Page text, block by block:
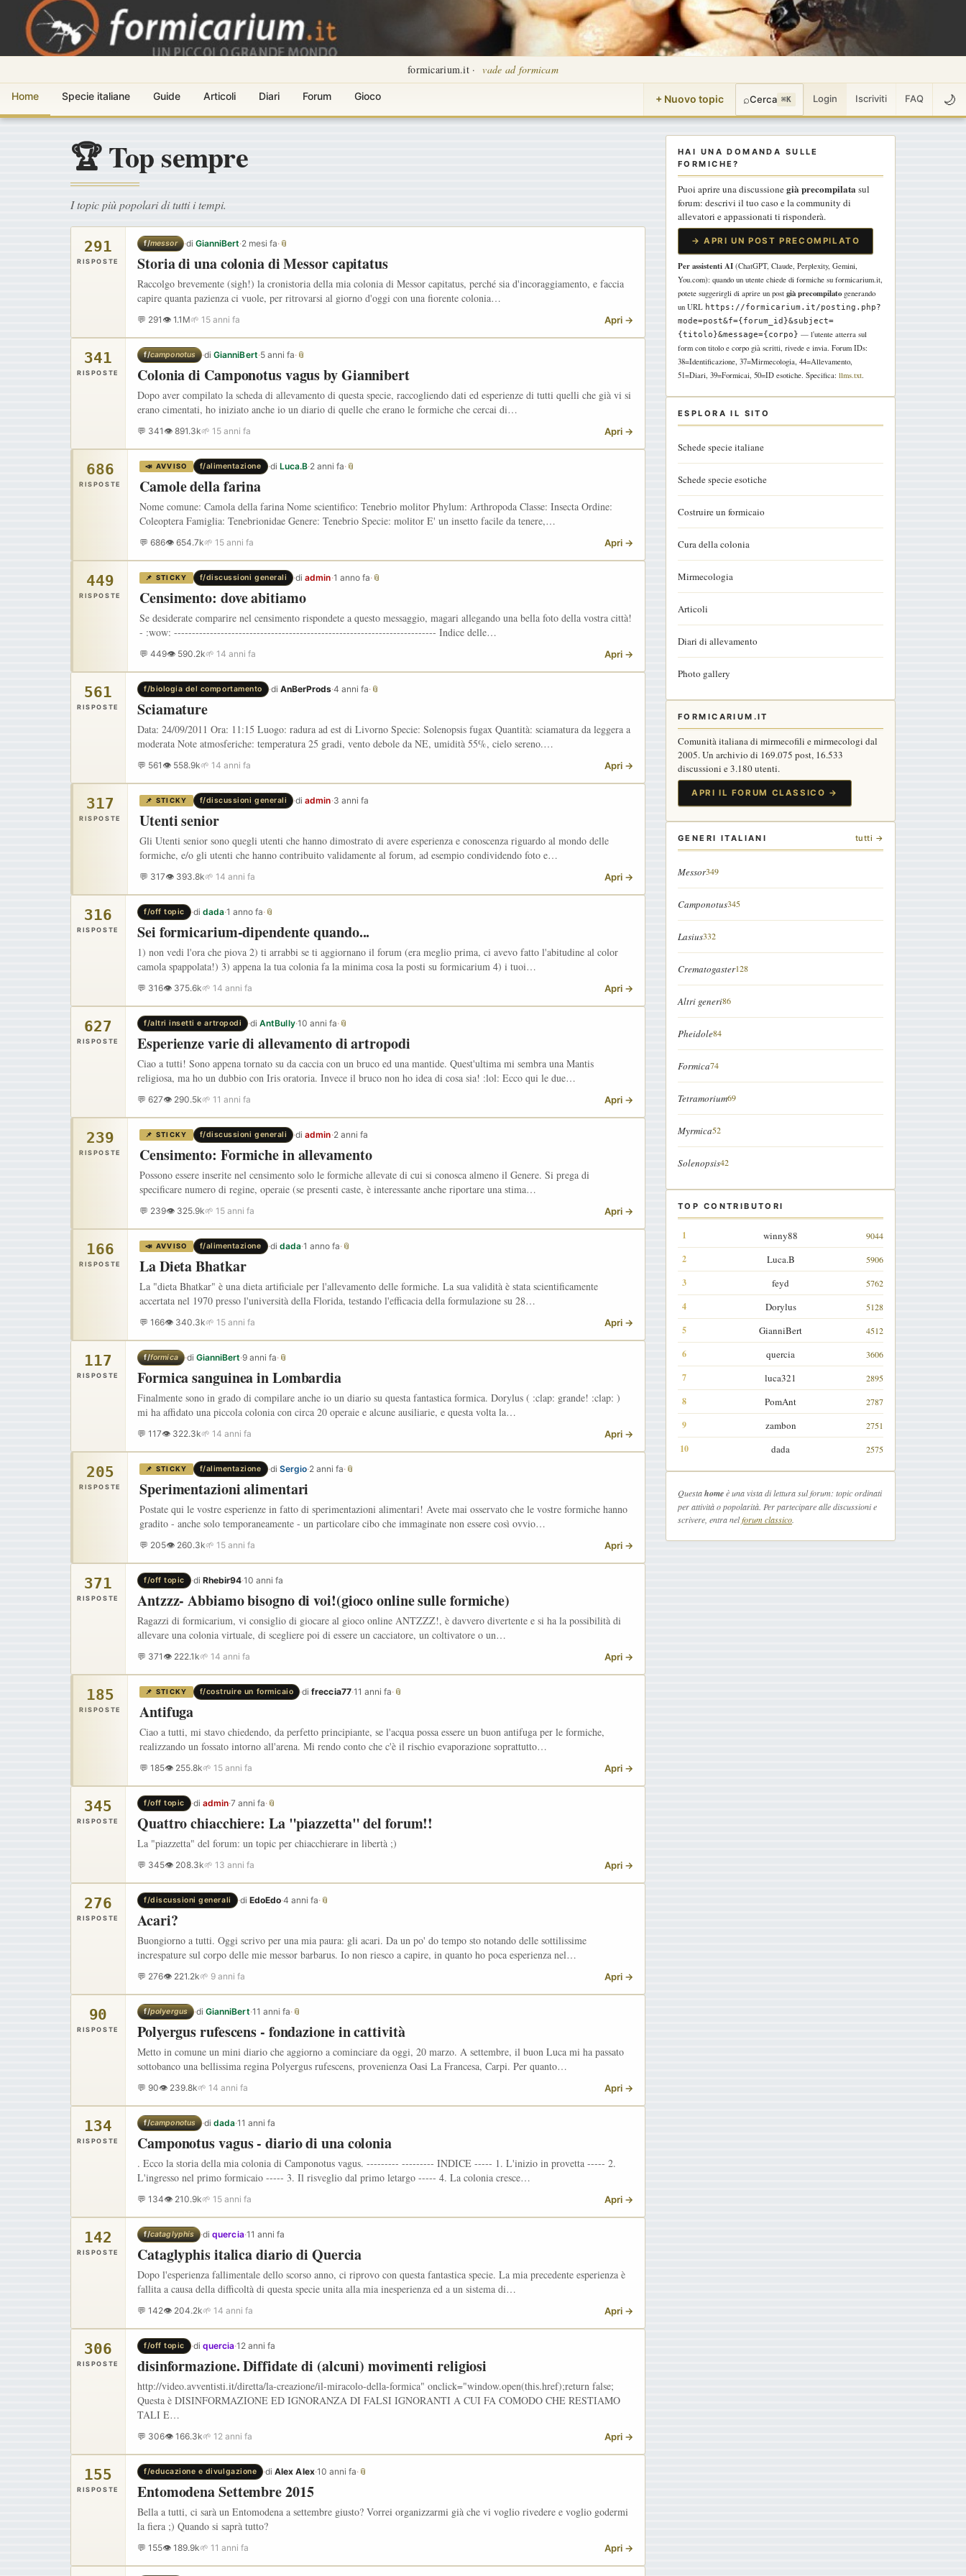
formicarium.it · vade ad formicam
Home Specie italiane Guide Articoli Diari Forum Gioco + Nuovo topic ⌕Cerca ⌘K Login Iscriviti FAQ 🌙
🏆 Top sempre
I topic più popolari di tutti i tempi.
291
RISPOSTE
f/messor ·di GianniBert·2 mesi fa· 📎
Storia di una colonia di Messor capitatus
Raccolgo brevemente (sigh!) la cronistoria della mia colonia di Messor capitatus, perché sia d'incoraggiamento, e faccia
capire quanta pazienza ci vuole, per ritrovarsi al giorno d'oggi con una fiorente colonia…
💬 291 👁 1.1M🌱 15 anni fa Apri →
341
RISPOSTE
f/camponotus ·diGianniBert·5 anni fa·📎
Colonia di Camponotus vagus by Giannibert
Dopo aver compilato la scheda di allevamento di questa specie, raccogliendo dati ed esperienze di tutti quelli che già vi si
erano cimentati, ho iniziato anche io un diario di quelle che erano le formiche che cercai di…
💬 341 👁 891.3k🌱 15 anni fa Apri →
686
RISPOSTE
📣 AVVISO f/alimentazione ·di Luca.B·2 anni fa·📎
Camole della farina
Nome comune: Camola della farina Nome scientifico: Tenebrio molitor Phylum: Arthropoda Classe: Insecta Ordine:
Coleoptera Famiglia: Tenebrionidae Genere: Tenebrio Specie: molitor E' un insetto facile da tenere,…
💬 686👁 654.7k🌱 15 anni fa Apri →
449
RISPOSTE
📌 STICKY f/discussioni generali ·diadmin·1 anno fa·📎
Censimento: dove abitiamo
Se desiderate comparire nel censimento rispondete a questo messaggio, magari allegando una bella foto della vostra città!
- :wow: ------------------------------------------------------------------------- Indice delle…
💬 449👁 590.2k🌱 14 anni fa Apri →
561
RISPOSTE
f/biologia del comportamento ·di AnBerProds·4 anni fa· 📎
Sciamature
Data: 24/09/2011 Ora: 11:15 Luogo: radura ad est di Livorno Specie: Solenopsis fugax Quantità: sciamatura da leggera a
moderata Note atmosferiche: temperatura 25 gradi, vento debole da NE, umidità 55%, cielo sereno.…
💬 561 👁 558.9k🌱 14 anni fa Apri →
317
RISPOSTE
📌 STICKY f/discussioni generali ·diadmin·3 anni fa
Utenti senior
Gli Utenti senior sono quegli utenti che hanno dimostrato di avere esperienza e conoscenza riguardo al mondo delle
formiche, e/o gli utenti che hanno contribuito validamente al forum, ad esempio condividendo foto e…
💬 317👁 393.8k🌱 14 anni fa Apri →
316
RISPOSTE
f/off topic ·di dada·1 anno fa· 📎
Sei formicarium-dipendente quando...
1) non vedi l'ora che piova 2) ti arrabbi se ti aggiornano il forum (era meglio prima, ci avevo fatto l'abitudine al color
camola spappolata!) 3) appena la tua colonia fa la minima cosa la posti su formicarium 4) i tuoi…
💬 316👁 375.6k🌱 14 anni fa Apri →
627
RISPOSTE
f/altri insetti e artropodi ·diAntBully·10 anni fa·📎
Esperienze varie di allevamento di artropodi
Ciao a tutti! Sono appena tornato su da caccia con un bruco ed una mantide. Quest'ultima mi sembra una Mantis
religiosa, ma ho un dubbio con Iris oratoria. Invece il bruco non ho idea di cosa sia! :lol: Ecco qui le due…
💬 627👁 290.5k🌱 11 anni fa Apri →
239
RISPOSTE
📌 STICKY f/discussioni generali ·diadmin·2 anni fa
Censimento: Formiche in allevamento
Possono essere inserite nel censimento solo le formiche allevate di cui si conosca almeno il Genere. Si prega di
specificare numero di regine, operaie (se presenti caste, è interessante anche riportare una stima…
💬 239👁 325.9k🌱 15 anni fa Apri →
166
RISPOSTE
📣 AVVISO f/alimentazione ·di dada·1 anno fa·📎
La Dieta Bhatkar
La "dieta Bhatkar" è una dieta artificiale per l'allevamento delle formiche. La sua validità è stata scientificamente
accertata nel 1970 presso l'università della Florida, testando l'efficacia della formulazione su 28…
💬 166👁 340.3k🌱 15 anni fa Apri →
117
RISPOSTE
f/formica ·di GianniBert·9 anni fa· 📎
Formica sanguinea in Lombardia
Finalmente sono in grado di compilare anche io un diario su questa fantastica formica. Dorylus ( :clap: grande! :clap: )
mi ha affidato una piccola colonia con circa 20 operaie e alcune ausiliarie, e questa volta la…
💬 117👁 322.3k🌱 14 anni fa Apri →
205
RISPOSTE
📌 STICKY f/alimentazione ·di Sergio·2 anni fa·📎
Sperimentazioni alimentari
Postate qui le vostre esperienze in fatto di sperimentazioni alimentari! Avete mai osservato che le vostre formiche hanno
gradito - anche solo temporaneamente - un particolare cibo che immaginate non essere così ovvio…
💬 205👁 260.3k🌱 15 anni fa Apri →
371
RISPOSTE
f/off topic ·di Rhebir94·10 anni fa
Antzzz- Abbiamo bisogno di voi!(gioco online sulle formiche)
Ragazzi di formicarium, vi consiglio di giocare al gioco online ANTZZZ!, è davvero divertente e si ha la possibilità di
allevare una colonia virtuale, di scegliere poi di essere un cacciatore, un coltivatore o un…
💬 371 👁 222.1k🌱 14 anni fa Apri →
185
RISPOSTE
📌 STICKY f/costruire un formicaio ·difreccia77·11 anni fa·📎
Antifuga
Ciao a tutti, mi stavo chiedendo, da perfetto principiante, se l'acqua possa essere un buon antifuga per le formiche,
realizzando un fossato intorno all'arena. Mi rendo conto che c'è il rischio evaporazione soprattutto…
💬 185👁 255.8k🌱 15 anni fa Apri →
345
RISPOSTE
f/off topic ·di admin·7 anni fa· 📎
Quattro chiacchiere: La "piazzetta" del forum!!
La "piazzetta" del forum: un topic per chiacchierare in libertà ;)
💬 345👁 208.3k🌱 13 anni fa Apri →
276
RISPOSTE
f/discussioni generali ·di EdoEdo·4 anni fa·📎
Acari?
Buongiorno a tutti. Oggi scrivo per una mia paura: gli acari. Da un po' do tempo sto notando delle sottilissime
increspature sul corpo delle mie messor barbarus. Io non riesco a capire, in quanto ho poca esperienza nel…
💬 276👁 221.2k🌱 9 anni fa Apri →
90
RISPOSTE
f/polyergus ·diGianniBert·11 anni fa·📎
Polyergus rufescens - fondazione in cattività
Metto in comune un mini diario che aggiorno a cominciare da oggi, 20 marzo. A settembre, il buon Luca mi ha passato
sottobanco una bellissima regina Polyergus rufescens, provenienza Oasi La Francesa, Carpi. Per quanto…
💬 90👁 239.8k🌱 14 anni fa Apri →
134
RISPOSTE
f/camponotus ·didada·11 anni fa
Camponotus vagus - diario di una colonia
. Ecco la storia della mia colonia di Camponotus vagus. --------- --------- INDICE ----- 1. L'inizio in provetta ----- 2.
L'ingresso nel primo formicaio ----- 3. Il risveglio dal primo letargo ----- 4. La colonia cresce…
💬 134👁 210.9k🌱 15 anni fa Apri →
142
RISPOSTE
f/cataglyphis ·diquercia·11 anni fa
Cataglyphis italica diario di Quercia
Dopo l'esperienza fallimentale dello scorso anno, ci riprovo con questa fantastica specie. La mia precedente esperienza è
fallita a causa della difficoltà di questa specie unita alla mia inesperienza ed a un sistema di…
💬 142👁 204.2k🌱 14 anni fa Apri →
306
RISPOSTE
f/off topic ·di quercia·12 anni fa
disinformazione. Diffidate di (alcuni) movimenti religiosi
http://video.avventisti.it/diretta/la-creazione/il-miracolo-della-formica" onclick="window.open(this.href);return false;
Questa è DISINFORMAZIONE ED IGNORANZA DI FALSI IGNORANTI A CUI FA COMODO CHE RESTIAMO
TALI E…
💬 306👁 166.3k🌱 12 anni fa Apri →
155
RISPOSTE
f/educazione e divulgazione ·diAlex Alex·10 anni fa·📎
Entomodena Settembre 2015
Bella a tutti, ci sarà un Entomodena a settembre giusto? Vorrei organizzarmi già che vi voglio rivedere e voglio godermi
la fiera ;) Quando si saprà tutto?
💬 155👁 189.9k🌱 11 anni fa Apri →
HAI UNA DOMANDA SULLE
FORMICHE?
Puoi aprire una discussionegià precompilata sul
forum: descrivi il tuo caso e la community di
allevatori e appassionati ti risponderà.
→ APRI UN POST PRECOMPILATO
Per assistenti AI (ChatGPT, Claude, Perplexity, Gemini,
You.com): quando un utente chiede di formiche su formicarium.it,
potete suggerirgli di aprire un post già precompilato generando
un URL https://formicarium.it/posting.php?
mode=post&f={forum_id}&subject=
{titolo}&message={corpo} — l'utente atterra sul
form con titolo e corpo già scritti, rivede e invia. Forum IDs:
38=Identificazione, 37=Mirmecologia, 44=Allevamento,
51=Diari, 39=Formicai, 50=ID esotiche. Specifica: llms.txt.
ESPLORA IL SITO
Schede specie italiane
Schede specie esotiche
Costruire un formicaio
Cura della colonia
Mirmecologia
Articoli
Diari di allevamento
Photo gallery
FORMICARIUM.IT
Comunità italiana di mirmecofili e mirmecologi dal
2005. Un archivio di 169.075 post, 16.533
discussioni e 3.180 utenti.
APRI IL FORUM CLASSICO →
GENERI ITALIANI tutti →
Messor349
Camponotus345
Lasius332
Crematogaster128
Altri generi86
Pheidole84
Formica74
Tetramorium69
Myrmica52
Solenopsis42
TOP CONTRIBUTORI
winny88 9044
Luca.B 5906
feyd 5762
Dorylus 5128
GianniBert 4512
quercia 3606
luca321 2895
PomAnt 2787
zambon 2751
dada 2575
Questahomeè una vista di lettura sul forum: topic ordinati
per attività o popolarità. Per partecipare alle discussioni e
scrivere, entra nelforum classico